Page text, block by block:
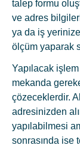
talep formu
ve adres
ya da iş
ölçüm yaparak
Yapılacak
mekanda
çözeceklerdir.
adresinizden
yapılabilmesi
sonrasında ise